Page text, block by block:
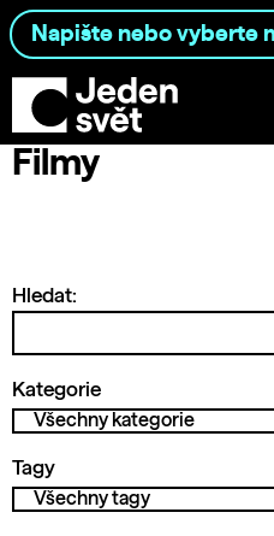
Filmy
Hledat:
Kategorie
Tagy